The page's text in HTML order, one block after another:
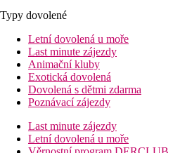
Typy dovolené
Letní dovolená u moře
Last minute zájezdy
Animační kluby
Exotická dovolená
Dovolená s dětmi zdarma
Poznávací zájezdy
Last minute zájezdy
Letní dovolená u moře